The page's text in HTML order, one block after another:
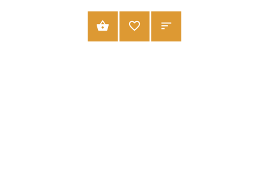
SHTOJE NË SHPORTË